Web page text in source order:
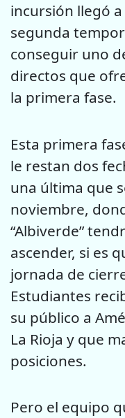
incursión llegó
segunda
conseguir uno
directos que
la primera fase.
Esta primera
le restan dos
una última que
noviembre,
“Albiverde”
ascender, si es
jornada de
Estudiantes
su público a
La Rioja y que
posiciones.
Pero el equipo